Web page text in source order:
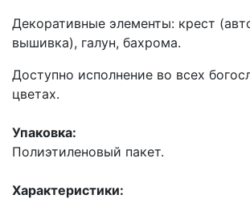
Декоративные элементы: крест
вышивка), галун, бахрома.
Доступно исполнение во всех
цветах.
Упаковка:
Полиэтиленовый пакет.
Характеристики: